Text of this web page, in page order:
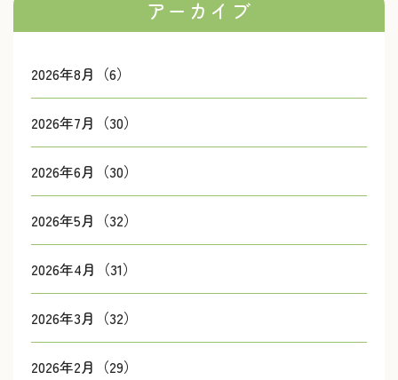
アーカイブ
2026年8月（6）
2026年7月（30）
2026年6月（30）
2026年5月（32）
2026年4月（31）
2026年3月（32）
2026年2月（29）